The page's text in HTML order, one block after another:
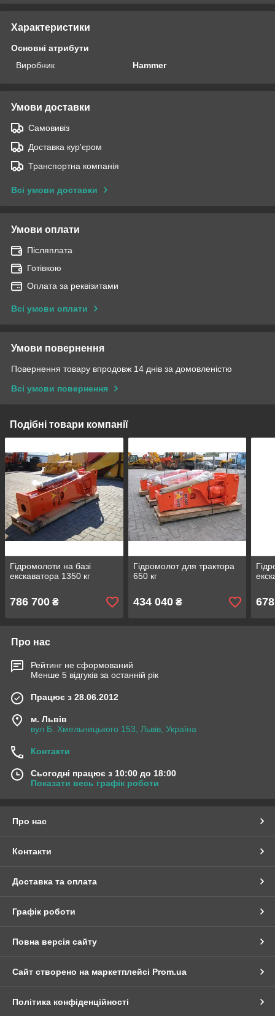
Характеристики
Основні атрибути
Виробник
Hammer
Умови доставки
Самовивіз
Доставка кур'єром
Транспортна компанія
Всі умови доставки
Умови оплати
Післяплата
Готівкою
Оплата за реквізитами
Всі умови оплати
Умови повернення
Повернення товару впродовж 14 днів за домовленістю
Всі умови повернення
Подібні товари компанії
Гідромолоти на базі
екскаватора 1350 кг
786 700 ₴
Гідромолот для трактора
650 кг
434 040₴
Про нас
Рейтинг не сформований
Менше 5 відгуків за останній рік
Працює з 28.06.2012
м. Львів
вул Б. Хмельницького 153, Львів, Україна
Контакти
Сьогодні працює з 10:00 до 18:00
Показати весь графік роботи
Про нас
Контакти
Доставка та оплата
Графік роботи
Повна версія сайту
Сайт створено на маркетплейсі Prom.ua
Політика конфіденційності